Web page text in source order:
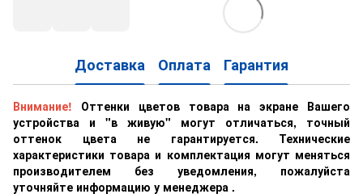
Доставка Оплата Гарантия
Внимание!
Оттенки цветов товара на экране Вашего
устройства и "в живую" могут отличаться, точный
оттенок цвета не гарантируется. Технические
характеристики товара и комплектация могут меняться
производителем без уведомления, пожалуйста
уточняйте информацию у менеджера .